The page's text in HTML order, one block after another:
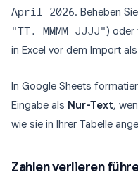
April 2026. Beheben
"TT. MMMM JJJJ") oder
in Excel vor dem Import als
In Google Sheets
Eingabe als Nur-Text,
wie sie in Ihrer Tabelle
Zahlen verlieren